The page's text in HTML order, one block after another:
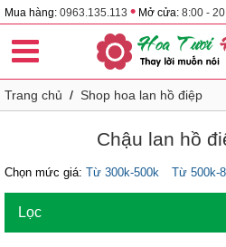
Mua hàng: 0963.135.113 • Mở cửa: 8:00 -
Trang chủ / Shop hoa lan hồ điệp
Chậu lan hồ
Chọn mức giá: Từ 300k-500k Từ 500k-
Lọc